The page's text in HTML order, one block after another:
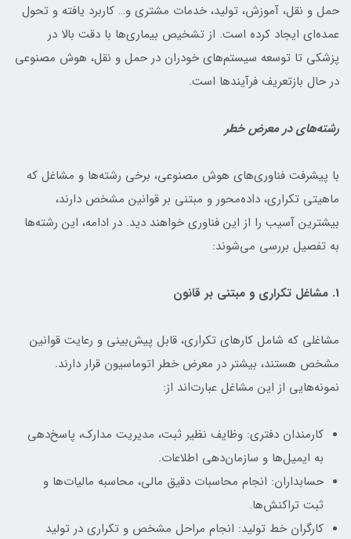
حمل و نقل، آموزش، تولید، خدمات مشتری و… کاربرد یافته و تحول
عمده‌ای ایجاد کرده است. از تشخیص بیماری‌ها با دقت بالا در
پزشکی تا توسعه سیستم‌های خودران در حمل و نقل، هوش مصنوعی
در حال بازتعریف فرآیندها است.
رشته‌های در معرض خطر
با پیشرفت فناوری‌های هوش مصنوعی، برخی رشته‌ها و مشاغل که
ماهیتی تکراری، داده‌محور و مبتنی بر قوانین مشخص دارند،
بیشترین آسیب را از این فناوری خواهند دید. در ادامه، این رشته‌ها
به تفصیل بررسی می‌شوند:
1. مشاغل تکراری و مبتنی بر قانون
مشاغلی که شامل کارهای تکراری، قابل پیش‌بینی و رعایت قوانین
مشخص هستند، بیشتر در معرض خطر اتوماسیون قرار دارند.
نمونه‌هایی از این مشاغل عبارت‌اند از:
کارمندان دفتری: وظایف نظیر ثبت، مدیریت مدارک، پاسخ‌دهی
به ایمیل‌ها و سازمان‌دهی اطلاعات.
حسابداران: انجام محاسبات دقیق مالی، محاسبه مالیات‌ها و
ثبت تراکنش‌ها.
کارگران خط تولید: انجام مراحل مشخص و تکراری در تولید